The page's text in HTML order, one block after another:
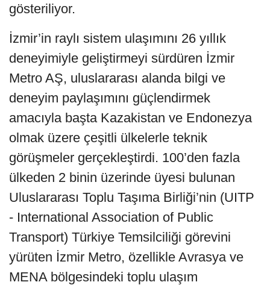
gösteriliyor.
İzmir’in raylı sistem ulaşımını 26 yıllık
deneyimiyle geliştirmeyi sürdüren İzmir
Metro AŞ, uluslararası alanda bilgi ve
deneyim paylaşımını güçlendirmek
amacıyla başta Kazakistan ve Endonezya
olmak üzere çeşitli ülkelerle teknik
görüşmeler gerçekleştirdi. 100’den fazla
ülkeden 2 binin üzerinde üyesi bulunan
Uluslararası Toplu Taşıma Birliği’nin (UITP
- International Association of Public
Transport) Türkiye Temsilciliği görevini
yürüten İzmir Metro, özellikle Avrasya ve
MENA bölgesindeki toplu ulaşım